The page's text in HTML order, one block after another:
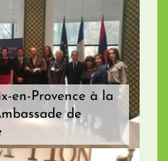
en-Provence à la
de